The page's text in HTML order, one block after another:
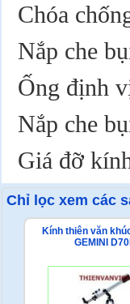
Chóa
Nắp che
Ống định
Nắp che
Giá đỡ
Chỉ lọc xem các
Kính thiên văn
GEMINI